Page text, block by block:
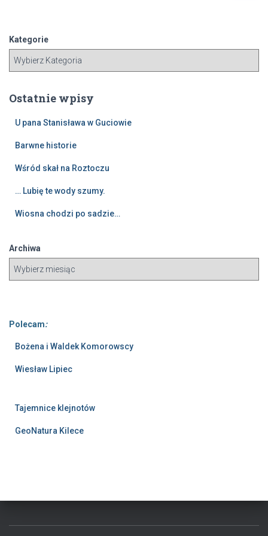
a
j
Kategorie
Ostatnie wpisy
U pana Stanisława w Guciowie
Barwne historie
Wśród skał na Roztoczu
… Lubię te wody szumy.
Wiosna chodzi po sadzie…
Archiwa
Polecam:
Bożena i Waldek Komorowscy
Wiesław Lipiec
Tajemnice klejnotów
GeoNatura Kilece